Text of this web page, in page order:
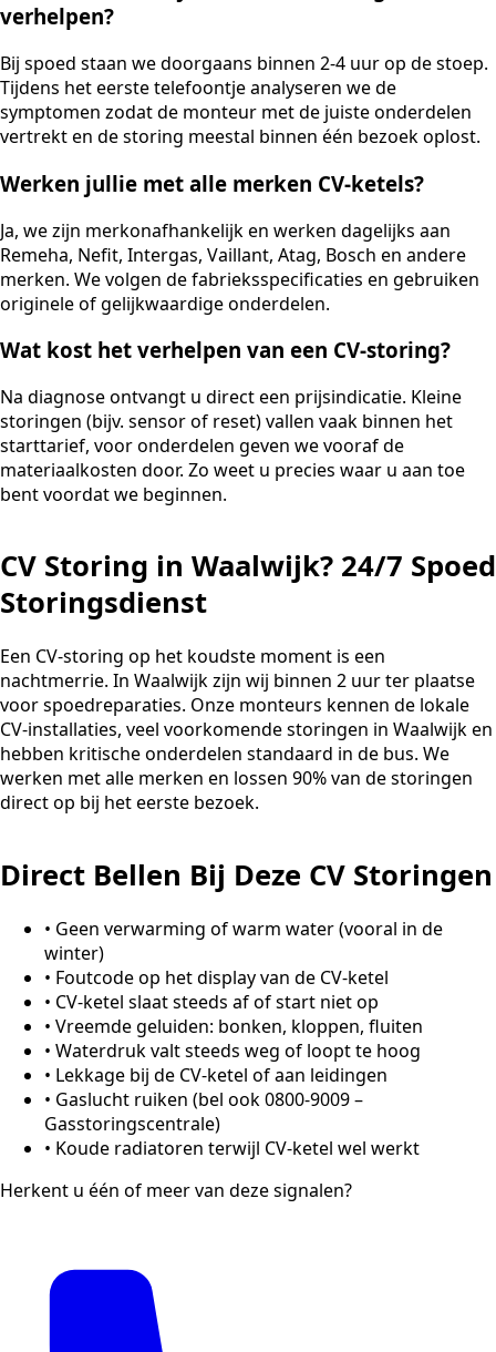
verhelpen?
Bij spoed staan we doorgaans binnen 2-4 uur op de stoep.
Tijdens het eerste telefoontje analyseren we de
symptomen zodat de monteur met de juiste onderdelen
vertrekt en de storing meestal binnen één bezoek oplost.
Werken jullie met alle merken CV-ketels?
Ja, we zijn merkonafhankelijk en werken dagelijks aan
Remeha, Nefit, Intergas, Vaillant, Atag, Bosch en andere
merken. We volgen de fabrieksspecificaties en gebruiken
originele of gelijkwaardige onderdelen.
Wat kost het verhelpen van een CV-storing?
Na diagnose ontvangt u direct een prijsindicatie. Kleine
storingen (bijv. sensor of reset) vallen vaak binnen het
starttarief, voor onderdelen geven we vooraf de
materiaalkosten door. Zo weet u precies waar u aan toe
bent voordat we beginnen.
CV Storing in Waalwijk? 24/7 Spoed
Storingsdienst
Een CV-storing op het koudste moment is een
nachtmerrie. In Waalwijk zijn wij binnen 2 uur ter plaatse
voor spoedreparaties. Onze monteurs kennen de lokale
CV-installaties, veel voorkomende storingen in Waalwijk en
hebben kritische onderdelen standaard in de bus. We
werken met alle merken en lossen 90% van de storingen
direct op bij het eerste bezoek.
Direct Bellen Bij Deze CV Storingen
• Geen verwarming of warm water (vooral in de
winter)
• Foutcode op het display van de CV-ketel
• CV-ketel slaat steeds af of start niet op
• Vreemde geluiden: bonken, kloppen, fluiten
• Waterdruk valt steeds weg of loopt te hoog
• Lekkage bij de CV-ketel of aan leidingen
• Gaslucht ruiken (bel ook 0800-9009 –
Gasstoringscentrale)
• Koude radiatoren terwijl CV-ketel wel werkt
Herkent u één of meer van deze signalen?